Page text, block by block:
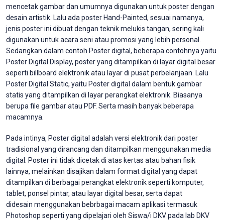
mencetak gambar dan umumnya digunakan untuk poster dengan
desain artistik. Lalu ada poster Hand-Painted, sesuai namanya,
jenis poster ini dibuat dengan teknik melukis tangan, sering kali
digunakan untuk acara seni atau promosi yang lebih personal.
Sedangkan dalam contoh Poster digital, beberapa contohnya yaitu
Poster Digital Display, poster yang ditampilkan di layar digital besar
seperti billboard elektronik atau layar di pusat perbelanjaan. Lalu
Poster Digital Static, yaitu Poster digital dalam bentuk gambar
statis yang ditampilkan di layar perangkat elektronik. Biasanya
berupa file gambar atau PDF. Serta masih banyak beberapa
macamnya.
Pada intinya, Poster digital adalah versi elektronik dari poster
tradisional yang dirancang dan ditampilkan menggunakan media
digital. Poster ini tidak dicetak di atas kertas atau bahan fisik
lainnya, melainkan disajikan dalam format digital yang dapat
ditampilkan di berbagai perangkat elektronik seperti komputer,
tablet, ponsel pintar, atau layar digital besar, serta dapat
didesain menggunakan bebrbagai macam aplikasi termasuk
Photoshop seperti yang dipelajari oleh Siswa/i DKV pada lab DKV